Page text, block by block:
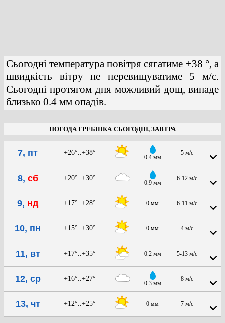
Сьогодні температура повітря сягатиме +38 °, а
швидкість вітру не перевищуватиме 5 м/с.
Сьогодні протягом дня можливий дощ, випаде
близько 0.4 мм опадів.
ПОГОДА ГРЕБІНКА СЬОГОДНІ, ЗАВТРА
7, пт +26°..+38°
0.4 мм
5 м/с
8, сб +20°..+30°
0.9 мм
6-12 м/с
9, нд +17°..+28° 0 мм 6-11 м/с
10, пн +15°..+30° 0 мм 4 м/с
11, вт +17°..+35° 0.2 мм 5-13 м/с
12, ср +16°..+27°
0.3 мм
8 м/с
13, чт +12°..+25° 0 мм 7 м/с